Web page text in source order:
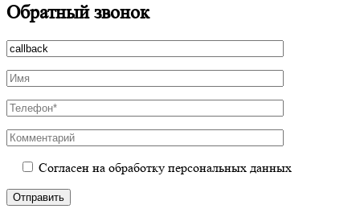
Обратный звонок
Согласен на обработку персональных данных